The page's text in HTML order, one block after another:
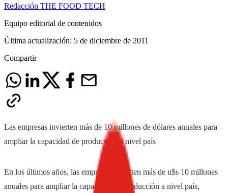
Redacción THE FOOD TECH
Equipo editorial de contenidos
Última actualización: 5 de diciembre de 2011
Compartir
Las empresas invierten más de 10 millones de dólares anuales para
ampliar la capacidad de producción a nivel país
En los últimos años, las empresas invierten más de u$s 10 millones
anuales para ampliar la capacidad de producción a nivel país,